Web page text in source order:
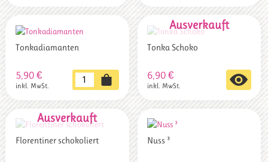
weist
mehrere
Varianten
auf.
Optionen
können
der
Produktseite
werden
weist
mehrere
Varianten
auf.
Optionen
können
der
Produktseite
werden
Tonkadiamanten
5,90 €
inkl. MwSt.
Tonkadiamanten
Menge
Tonka Schoko
6,90€
inkl. MwSt.
Florentiner schokoliert Nuss ³